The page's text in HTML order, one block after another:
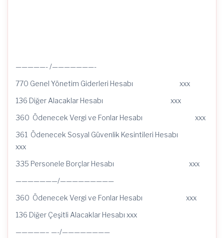
—————- /———————-
770 Genel Yönetim Giderleri Hesabı xxx
136 Diğer Alacaklar Hesabı xxx
360 Ödenecek Vergi ve Fonlar Hesabı xxx
361 Ödenecek Sosyal Güvenlik Kesintileri Hesabı
xxx
335 Personele Borçlar Hesabı xxx
———————/—————————
360 Ödenecek Vergi ve Fonlar Hesabı xxx
136 Diğer Çeşitli Alacaklar Hesabı xxx
—————– —-/————————